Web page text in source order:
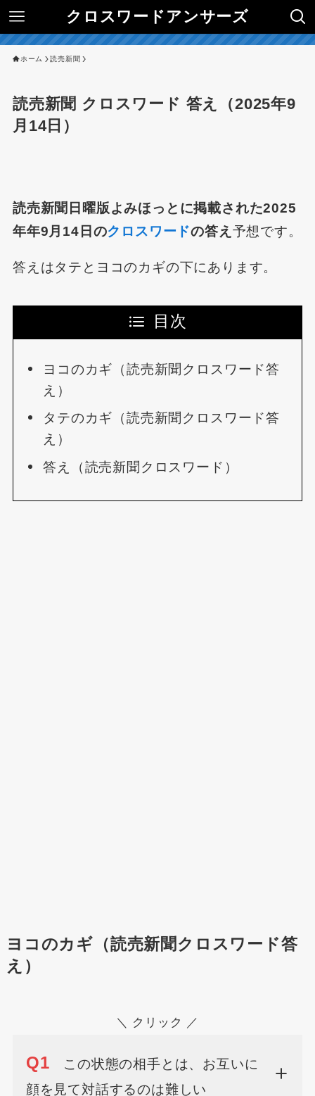
クロスワードアンサーズ
ホーム 読売新聞
読売新聞 クロスワード 答え（2025年9
月14日）
読売新聞日曜版よみほっとに掲載された2025
年年9月14日のクロスワードの答え 予想です。
答えはタテとヨコのカギの下にあります。
目次
ヨコのカギ（読売新聞クロスワード答
え）
タテのカギ（読売新聞クロスワード答
え）
答え（読売新聞クロスワード）
ヨコのカギ（読売新聞クロスワード答
え）
＼ クリック ／
Q1 この状態の相手とは、お互いに
顔を見て対話するのは難しい